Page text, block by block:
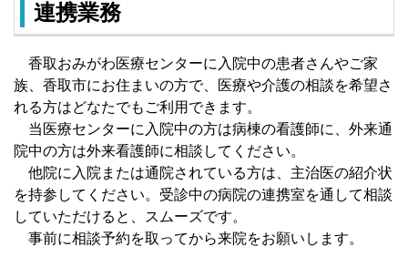
連携業務
香取おみがわ医療センターに入院中の患者さんやご家
族、香取市にお住まいの方で、医療や介護の相談を希望さ
れる方はどなたでもご利用できます。
当医療センターに入院中の方は病棟の看護師に、外来通
院中の方は外来看護師に相談してください。
他院に入院または通院されている方は、主治医の紹介状
を持参してください。受診中の病院の連携室を通して相談
していただけると、スムーズです。
事前に相談予約を取ってから来院をお願いします。